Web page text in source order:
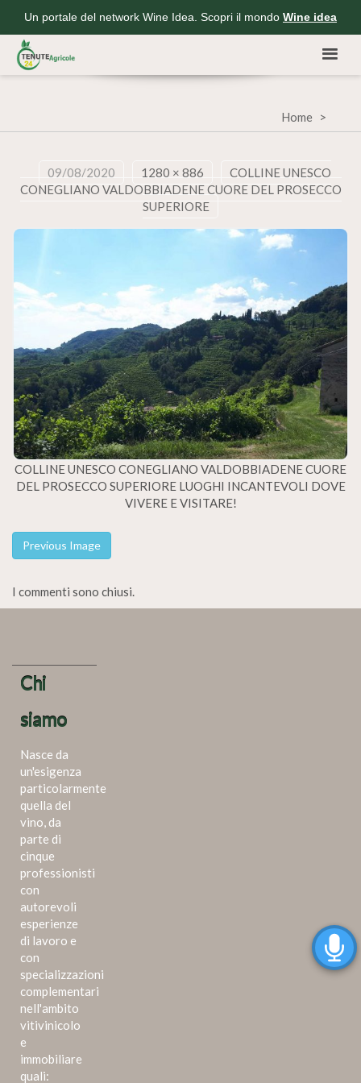
Un portale del network Wine Idea. Scopri il mondo Wine idea
Home
09/08/2020 1280 × 886
COLLINE UNESCO
CONEGLIANO VALDOBBIADENE CUORE DEL PROSECCO
SUPERIORE
COLLINE UNESCO CONEGLIANO VALDOBBIADENE CUORE
DEL PROSECCO SUPERIORE LUOGHI INCANTEVOLI DOVE
VIVERE E VISITARE!
Previous Image
I commenti sono chiusi.
Chi
siamo
Nasce da
un'esigenza
particolarmente
quella del
vino, da
parte di
cinque
professionisti
con
autorevoli
esperienze
di lavoro e
con
specializzazioni
complementari
nell'ambito
vitivinicolo
e
immobiliare
quali: